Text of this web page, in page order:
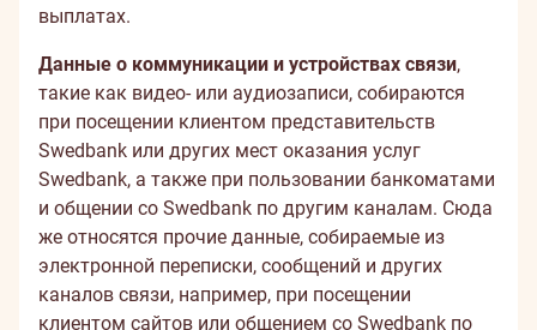
выплатах.
Данные о коммуникации и устройствах связи,
такие как видео- или аудиозаписи, собираются
при посещении клиентом представительств
Swedbank или других мест оказания услуг
Swedbank, а также при пользовании банкоматами
и общении со Swedbank по другим каналам. Сюда
же относятся прочие данные, собираемые из
электронной переписки, сообщений и других
каналов связи, например, при посещении
клиентом сайтов или общением со Swedbank по